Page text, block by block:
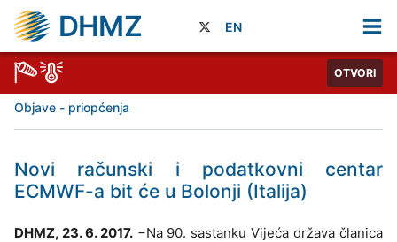
DHMZ EN
OTVORI
Objave - priopćenja
Novi računski i podatkovni centar
ECMWF-a bit će u Bolonji (Italija)
DHMZ, 23. 6. 2017.−Na 90. sastanku Vijeća država članica